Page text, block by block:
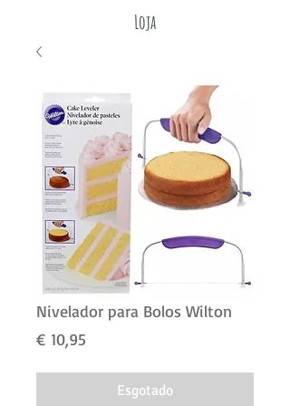
Loja
Nivelador para Bolos Wilton
€ 10,95
Esgotado